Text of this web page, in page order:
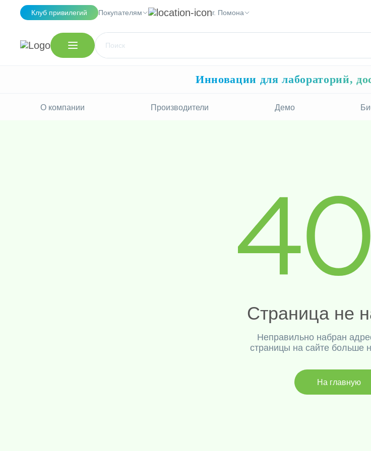
Клуб привилегий Покупателям г. Помона
Инновации для лабораторий,
О компании Производители Демо
Страница не
Неправильно набран
страницы на сайте больше
На главную